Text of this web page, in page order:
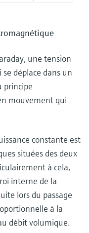
une tension
déplace dans un
principe
mouvement qui
constante est
situées des deux
à cela,
interne de la
lors du passage
à la
débit volumique.